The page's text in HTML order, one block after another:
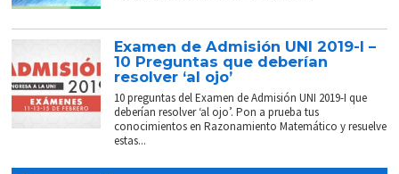
Examen de Admisión UNI 2019-I –
10 Preguntas que deberían
resolver ‘al ojo’
10 preguntas del Examen de Admisión UNI 2019-I que
deberían resolver ‘al ojo’. Pon a prueba tus
conocimientos en Razonamiento Matemático y resuelve
estas...